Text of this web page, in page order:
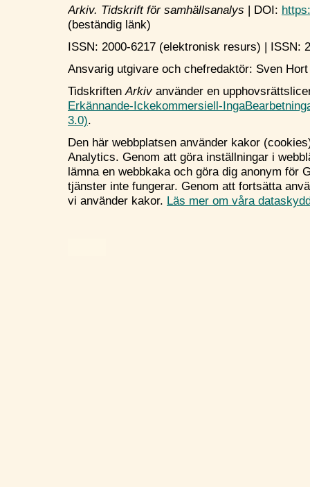
Arkiv. Tidskrift för samhällsanalys | DOI:
(beständig länk)
ISSN: 2000-6217 (elektronisk resurs) | ISSN:
Ansvarig utgivare och chefredaktör: Sven
TidskriftenArkiv använder en
Erkännande-Ickekommersiell-
3.0).
Den här webbplatsen använder kakor
Analytics. Genom att göra inställningar i
lämna en webbkaka och göra dig anonym för
tjänster inte fungerar. Genom att fortsätta
vi använder kakor. Läs mer om våra